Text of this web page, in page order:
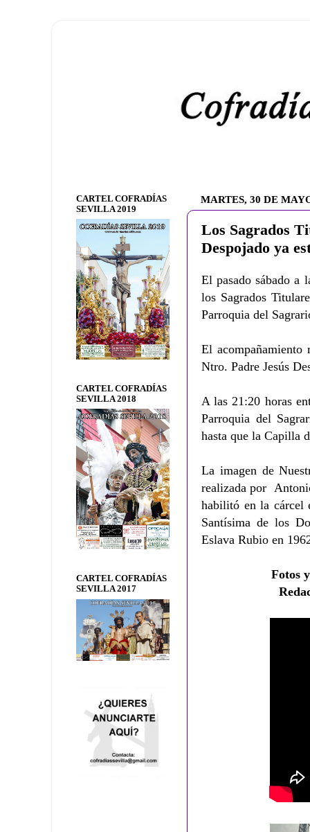
MARTES, 30 DE
Los Sagrados
Despojado ya
El pasado sábado a
los Sagrados
Parroquia del
El
Ntro. Padre Jesús
A las 21:20 horas
Parroquia del
hasta que la Capilla
La imagen de
realizada por
habilitó en la cárcel
Santísima de los
Eslava Rubio en
Fotos
CARTEL COFRADÍAS
SEVILLA 2019
CARTEL COFRADÍAS
SEVILLA 2018
CARTEL COFRADÍAS
SEVILLA 2017